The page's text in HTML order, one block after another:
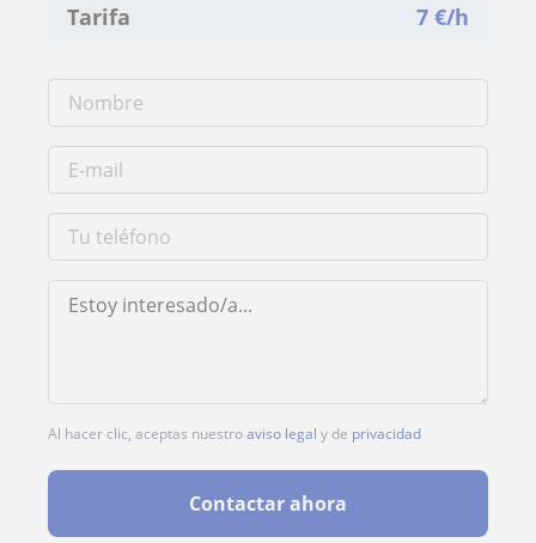
Tarifa 7 €/h
Al hacer clic, aceptas nuestroaviso legal y de privacidad
Contactar ahora